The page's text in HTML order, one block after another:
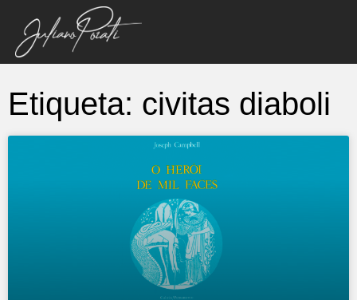
Etiqueta: civitas diaboli